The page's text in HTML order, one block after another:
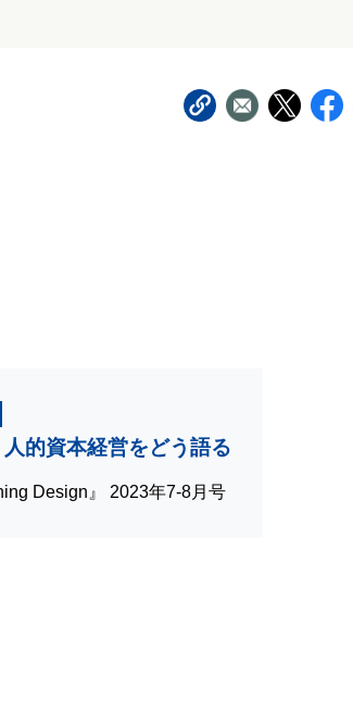
的資本経営をどう語る
Design』 2023年7-8月号